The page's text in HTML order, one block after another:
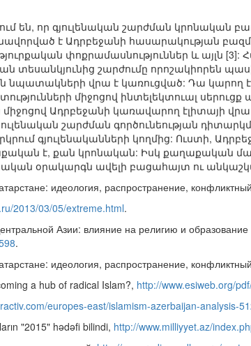
են, որ գյուլենական շարժման կրոնական
է Ադրբեջանի հասարակության
փոքրամասնություններ և այլն
շարժումը որոշակիորեն
նպատակների վրա է կառուցված: Դա կարող է
միջոցով ինտելեկտուալ
Ադրբեջանի կառավարող էլիտայի վրա
շարժման գործունեության
գյուլենականների կողմից: Ուստի,
է, քան կրոնական: Իսկ քաղաքական
օրակարգն ավելի բացահայտ ու
идеология, распространение,
2013/03/05/extreme.html.
Азии: влияние на религию и
.
идеология, распространение,
a hub of radical Islam?, http://www.esiweb.org/
europes-east/islamism-azerbaijan-analysis-
"2015" hədəfi bilindi, http://www.milliyyet.az/